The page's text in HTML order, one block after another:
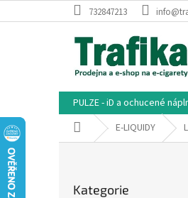
na
732847213
PULZE - iD a ochucené
Domů E-LIQUIDY
kategorie
Kategorie